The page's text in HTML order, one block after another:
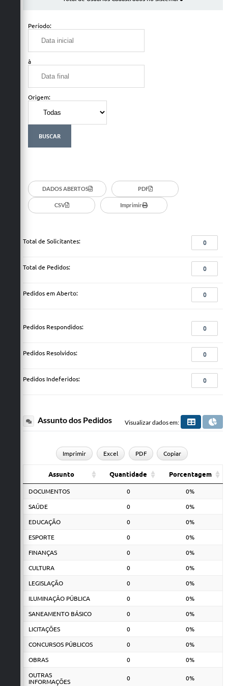
Contato
Período:
à
Origem:
DADOS ABERTOS PDF
CSV Imprimir
Total de Solicitantes: 0
Total de Pedidos: 0
Pedidos em Aberto: 0
Pedidos Respondidos: 0
Pedidos Resolvidos: 0
Pedidos Indeferidos: 0
Assunto dos Pedidos Visualizar dados em:
Imprimir Excel PDF Copiar
Assunto Quantidade Porcentagem
DOCUMENTOS 0 0%
SAÚDE 0 0%
EDUCAÇÃO 0 0%
ESPORTE 0 0%
FINANÇAS 0 0%
CULTURA 0 0%
LEGISLAÇÃO 0 0%
ILUMINAÇÂO PÚBLICA 0 0%
SANEAMENTO BÁSICO 0 0%
LICITAÇÕES 0 0%
CONCURSOS PÚBLICOS 0 0%
OBRAS 0 0%
OUTRAS
INFORMAÇÕES
0 0%